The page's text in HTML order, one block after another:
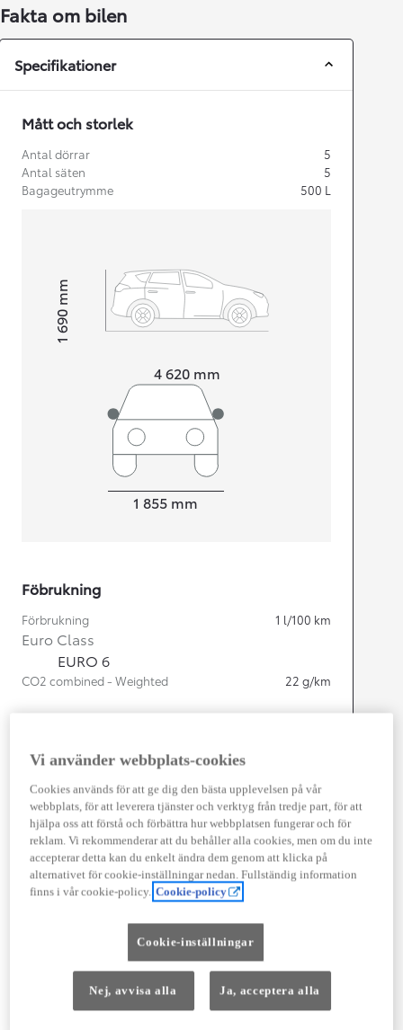
Fakta om bilen
Specifikationer
Mått och storlek
Antal dörrar
5
Antal säten
5
Bagageutrymme
500 L
4 620 mm
Height1 690
mm
1 855 mm
Föbrukning
Förbrukning 1 l/100 km
Euro Class
EURO 6
CO2 combined - Weighted 22 g/km
Cylindrar
Kapacitet
2 487cc
Effekt
225kw (306 hk)
Prestanda
Topphastighet
Acceleration 0-100km/h
Fyrhjulsdrift
Växellåda
Automat
Vi använder webbplats-cookies
Cookies används för att ge dig den bästa upplevelsen på vår
webbplats, för att leverera tjänster och verktyg från tredje part, för att
hjälpa oss att förstå och förbättra hur webbplatsen fungerar och för
reklam. Vi rekommenderar att du behåller alla cookies, men om du inte
accepterar detta kan du enkelt ändra dem genom att klicka på
alternativet för cookie-inställningar nedan. Fullständig information
finns i vår cookie-policy. Cookie-policy
Cookie-inställningar
Nej, avvisa alla Ja, acceptera alla